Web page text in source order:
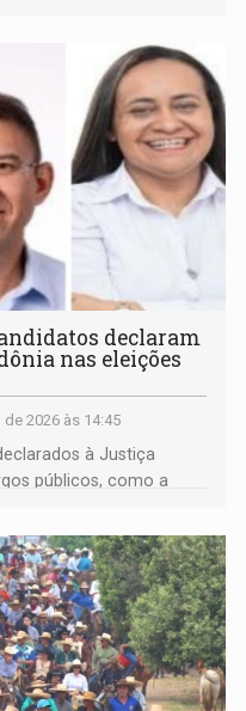
declaram
nas eleições
2026 às 14:45
à Justiça
públicos, como a
Magna dos Anjos